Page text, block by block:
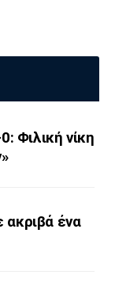
Φιλική νίκη
ένα